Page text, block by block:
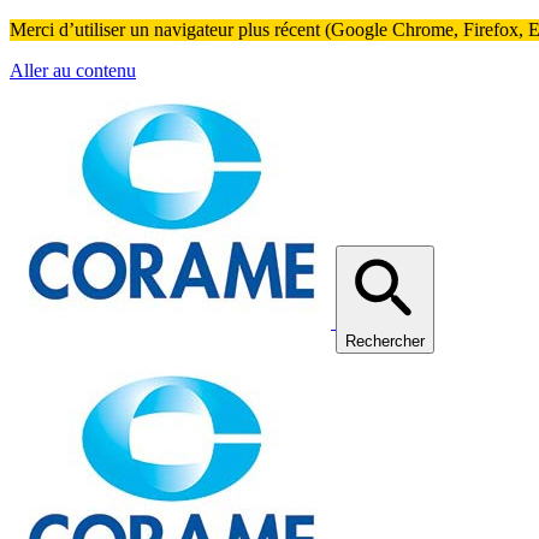
Merci d’utiliser un navigateur plus récent (Google Chrome, Firefox,
Aller au contenu
Rechercher